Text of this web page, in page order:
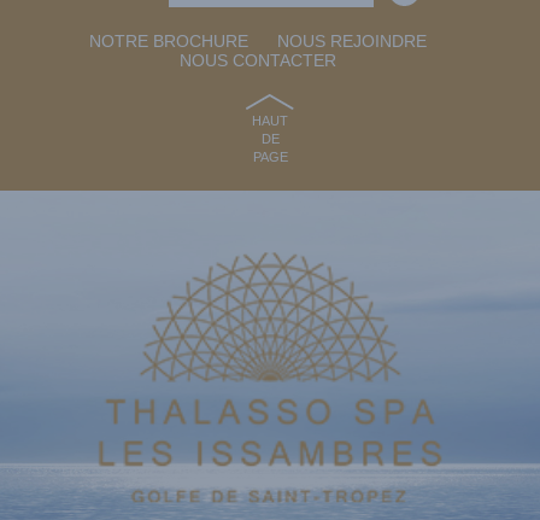
NOTRE BROCHURE
NOUS REJOINDRE
NOUS CONTACTER
HAUT
DE
PAGE